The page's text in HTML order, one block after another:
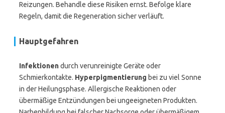
Reizungen. Behandle diese Risiken ernst. Befolge klare
Regeln, damit die Regeneration sicher verläuft.
Hauptgefahren
Infektionendurch verunreinigte Geräte oder
Schmierkontakte. Hyperpigmentierung bei zu viel Sonne
in der Heilungsphase. Allergische Reaktionen oder
übermäßige Entzündungen bei ungeeigneten Produkten.